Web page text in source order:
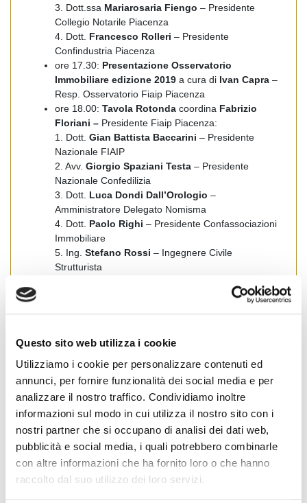
Questo sito web utilizza i cookie
Utilizziamo i cookie per personalizzare contenuti ed
annunci, per fornire funzionalità dei social media e per
analizzare il nostro traffico. Condividiamo inoltre
informazioni sul modo in cui utilizza il nostro sito con i
nostri partner che si occupano di analisi dei dati web,
pubblicità e social media, i quali potrebbero combinarle
con altre informazioni che ha fornito loro o che hanno
raccolto dal suo utilizzo dei loro servizi.
3. Dott.ssa Mariarosaria Fiengo – Presidente
Collegio Notarile Piacenza
4. Dott. Francesco Rolleri – Presidente
Confindustria Piacenza
ore 17.30: Presentazione Osservatorio
Immobiliare edizione 2019 a cura di Ivan Capra –
Resp. Osservatorio Fiaip Piacenza
ore 18.00: Tavola Rotonda coordina Fabrizio
Floriani – Presidente Fiaip Piacenza:
1. Dott. Gian Battista Baccarini – Presidente
Nazionale FIAIP
2. Avv. Giorgio Spaziani Testa – Presidente
Nazionale Confedilizia
3. Dott. Luca Dondi Dall’Orologio –
Amministratore Delegato Nomisma
4. Dott. Paolo Righi – Presidente Confassociazioni
Immobiliare
5. Ing. Stefano Rossi – Ingegnere Civile
Strutturista
Emilia Romagna News Territoriali Piacenza
2019 #